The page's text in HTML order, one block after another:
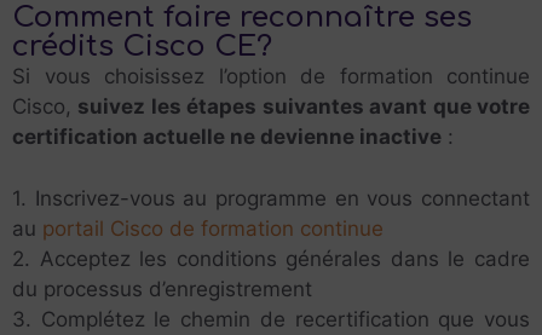
Comment faire reconnaître ses
crédits Cisco CE?
Si vous choisissez l’option de formation continue
Cisco, suivez les étapes suivantes avant que votre
certification actuelle ne devienne inactive :
1. Inscrivez-vous au programme en vous connectant
au portail Cisco de formation continue
2. Acceptez les conditions générales dans le cadre
du processus d’enregistrement
3. Complétez le chemin de recertification que vous